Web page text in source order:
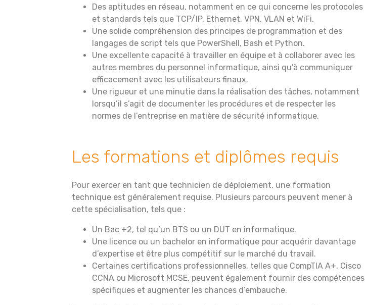
Des aptitudes en réseau, notamment en ce qui concerne les protocoles
et standards tels que TCP/IP, Ethernet, VPN, VLAN et WiFi.
Une solide compréhension des principes de programmation et des
langages de script tels que PowerShell, Bash et Python.
Une excellente capacité à travailler en équipe et à collaborer avec les
autres membres du personnel informatique, ainsi qu’à communiquer
efficacement avec les utilisateurs finaux.
Une rigueur et une minutie dans la réalisation des tâches, notamment
lorsqu’il s’agit de documenter les procédures et de respecter les
normes de l’entreprise en matière de sécurité informatique.
Les formations et diplômes requis
Pour exercer en tant que technicien de déploiement, une formation
technique est généralement requise. Plusieurs parcours peuvent mener à
cette spécialisation, tels que :
Un Bac +2, tel qu’un BTS ou un DUT en informatique.
Une licence ou un bachelor en informatique pour acquérir davantage
d’expertise et être plus compétitif sur le marché du travail.
Certaines certifications professionnelles, telles que CompTIA A+, Cisco
CCNA ou Microsoft MCSE, peuvent également fournir des compétences
spécifiques et augmenter les chances d’embauche.